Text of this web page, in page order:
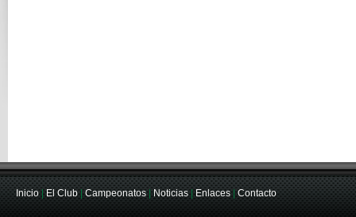
Inicio|El Club|Campeonatos| Noticias| Enlaces| Contacto